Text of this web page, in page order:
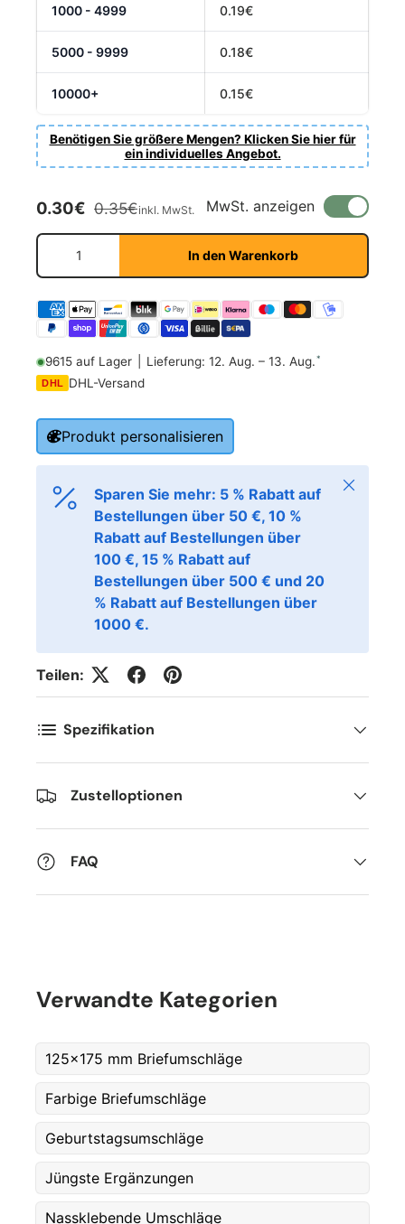
1000 - 4999 0.19€
5000 - 9999 0.18€
10000+ 0.15€
Benötigen Sie größere Mengen? Klicken Sie hier für
ein individuelles Angebot.
Verkaufspreis
0.30€ Normaler Preis
0.35€inkl. MwSt. MwSt. anzeigen
Anzahl
In den Warenkorb
9615 auf Lager Lieferung: 12. Aug. – 13. Aug.*
DHL DHL-Versand
Produkt personalisieren
Sparen Sie mehr: 5 % Rabatt auf
Bestellungen über 50 €, 10 %
Rabatt auf Bestellungen über
100 €, 15 % Rabatt auf
Bestellungen über 500 € und 20
% Rabatt auf Bestellungen über
1000 €.
Schließen
Teilen:
Spezifikation
Zustelloptionen
FAQ
Verwandte Kategorien
125x175 mm Briefumschläge
Farbige Briefumschläge
Geburtstagsumschläge
Jüngste Ergänzungen
Nassklebende Umschläge